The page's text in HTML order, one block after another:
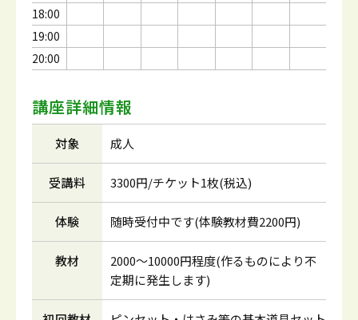
18:00
19:00
20:00
講座詳細情報
対象 成人
受講料 3300円/チケット1枚(税込)
体験 随時受付中です(体験教材費2200円)
教材
2000～10000円程度(作るものにより不
定期に発生します)